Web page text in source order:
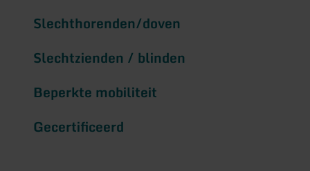
Slechthorenden/doven
Slechtzienden / blinden
Beperkte mobiliteit
Gecertificeerd